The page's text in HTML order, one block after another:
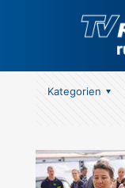
Kategorien